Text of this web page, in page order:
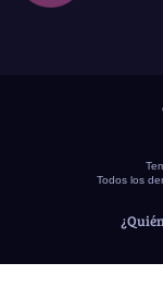
Todos los